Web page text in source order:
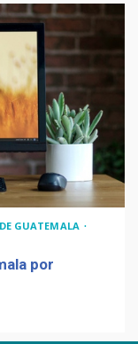
GUATEMALA
por